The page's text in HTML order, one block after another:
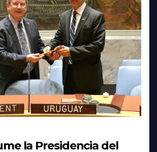
la Presidencia del